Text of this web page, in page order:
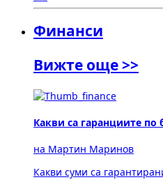
Финанси
Вижте още >>
Какви са гаранциите
на Мартин Маринов
Какви суми са